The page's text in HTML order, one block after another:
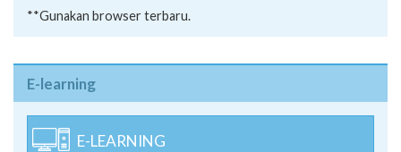
**Gunakan browser terbaru.
E-learning
E-LEARNING